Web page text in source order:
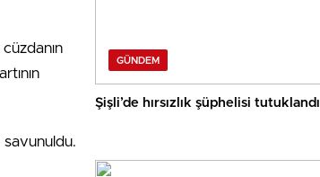
savunuldu.
GÜNDEM
Şişli’de hırsızlık şüphelisi tutuklandı